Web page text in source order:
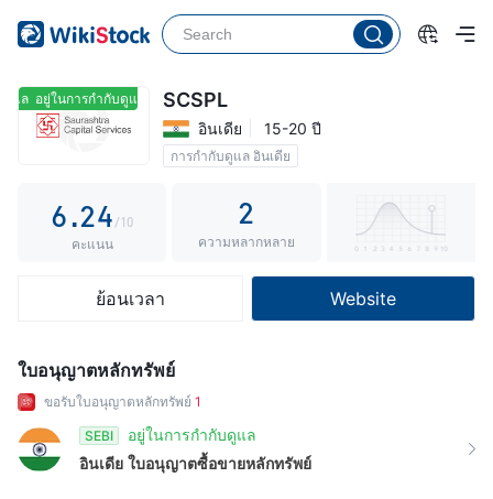
แล อยู่ในการกำกับดูแล SCSPL
อินเดีย 15-20 ปี
การกำกับดูแล อินเดีย
1
3
4
6.
0
2
3
6
7
8
9
1
2
4
5
6
8
9
/10
คะแนน
2
ความหลากหลาย
ย้อนเวลา Website
ใบอนุญาตหลักทรัพย์
ขอรับใบอนุญาตหลักทรัพย์ 1
SEBI
อยู่ในการกำกับดูแล
อินเดีย ใบอนุญาตซื้อขายหลักทรัพย์